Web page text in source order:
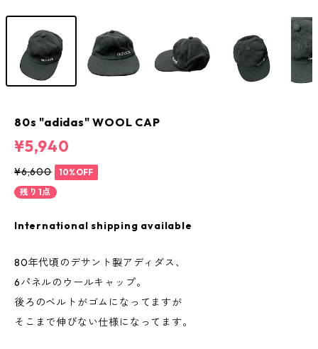
80s "adidas" WOOL CAP
¥5,940
¥6,600
10%OFF
残り1点
International shipping available
80年代頃のデサント製アディダス、
6パネルのウールキャップ。
後ろのベルトがゴムになってますが
そこまで伸びない仕様になってます。